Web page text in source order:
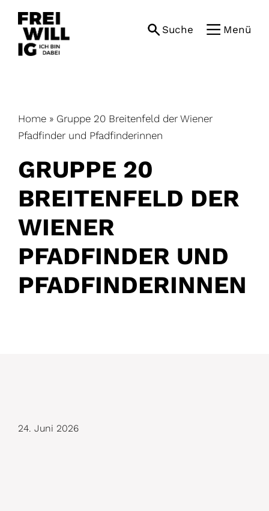
content
Suche Menü
Home » Gruppe 20 Breitenfeld der Wiener
Pfadfinder und Pfadfinderinnen
GRUPPE 20
BREITENFELD DER
WIENER
PFADFINDER UND
PFADFINDERINNEN
D
24. Juni 2026